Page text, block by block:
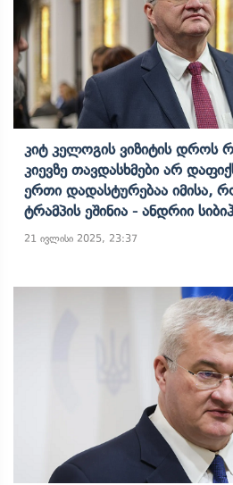
Კიტ Კელოგის Ვიზიტის Დროს
Კიევზე Თავდასხმები Არ
Ერთი Დადასტურებაა Იმისა,
Ტრამპის Ეშინია - Ანდრიი
21 ივლისი 2025, 23:37